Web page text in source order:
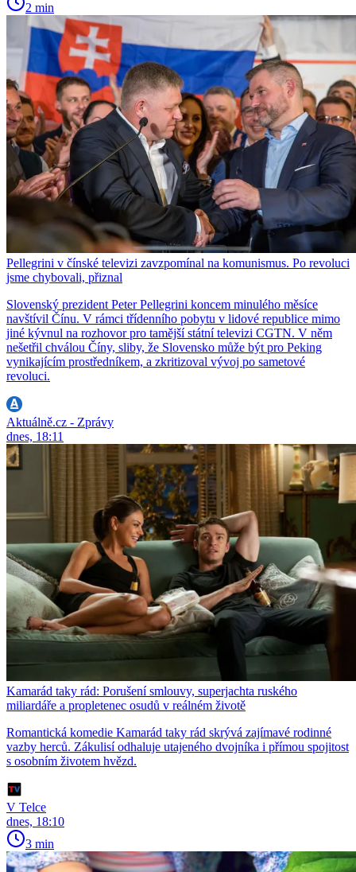
2 min
Pellegrini v čínské televizi zavzpomínal na komunismus. Po revoluci
jsme chybovali, přiznal
Slovenský prezident Peter Pellegrini koncem minulého měsíce
navštívil Čínu. V rámci třídenního pobytu v lidové republice mimo
jiné kývnul na rozhovor pro tamější státní televizi CGTN. V něm
nešetřil chválou Číny, sliby, že Slovensko může být pro Peking
vynikajícím prostředníkem, a zkritizoval vývoj po sametové
revoluci.
Aktuálně.cz - Zprávy
dnes, 18:11
Kamarád taky rád: Porušení smlouvy, superjachta ruského
miliardáře a propletenec osudů v reálném životě
Romantická komedie Kamarád taky rád skrývá zajímavé rodinné
vazby herců. Zákulisí odhaluje utajeného dvojníka i přímou spojitost
s osobním životem hvězd.
V Telce
dnes, 18:10
3 min